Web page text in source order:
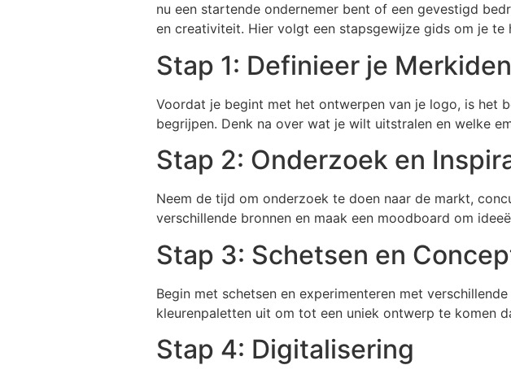
nu een startende ondernemer bent of een gevestigd
en creativiteit. Hier volgt een stapsgewijze gids om je te
Stap 1: Definieer je
Voordat je begint met het ontwerpen van je logo, is het
begrijpen. Denk na over wat je wilt uitstralen en welke
Stap 2: Onderzoek en
Neem de tijd om onderzoek te doen naar de markt,
verschillende bronnen en maak een moodboard om
Stap 3: Schetsen en
Begin met schetsen en experimenteren met
kleurenpaletten uit om tot een uniek ontwerp te komen
Stap 4: Digitalisering